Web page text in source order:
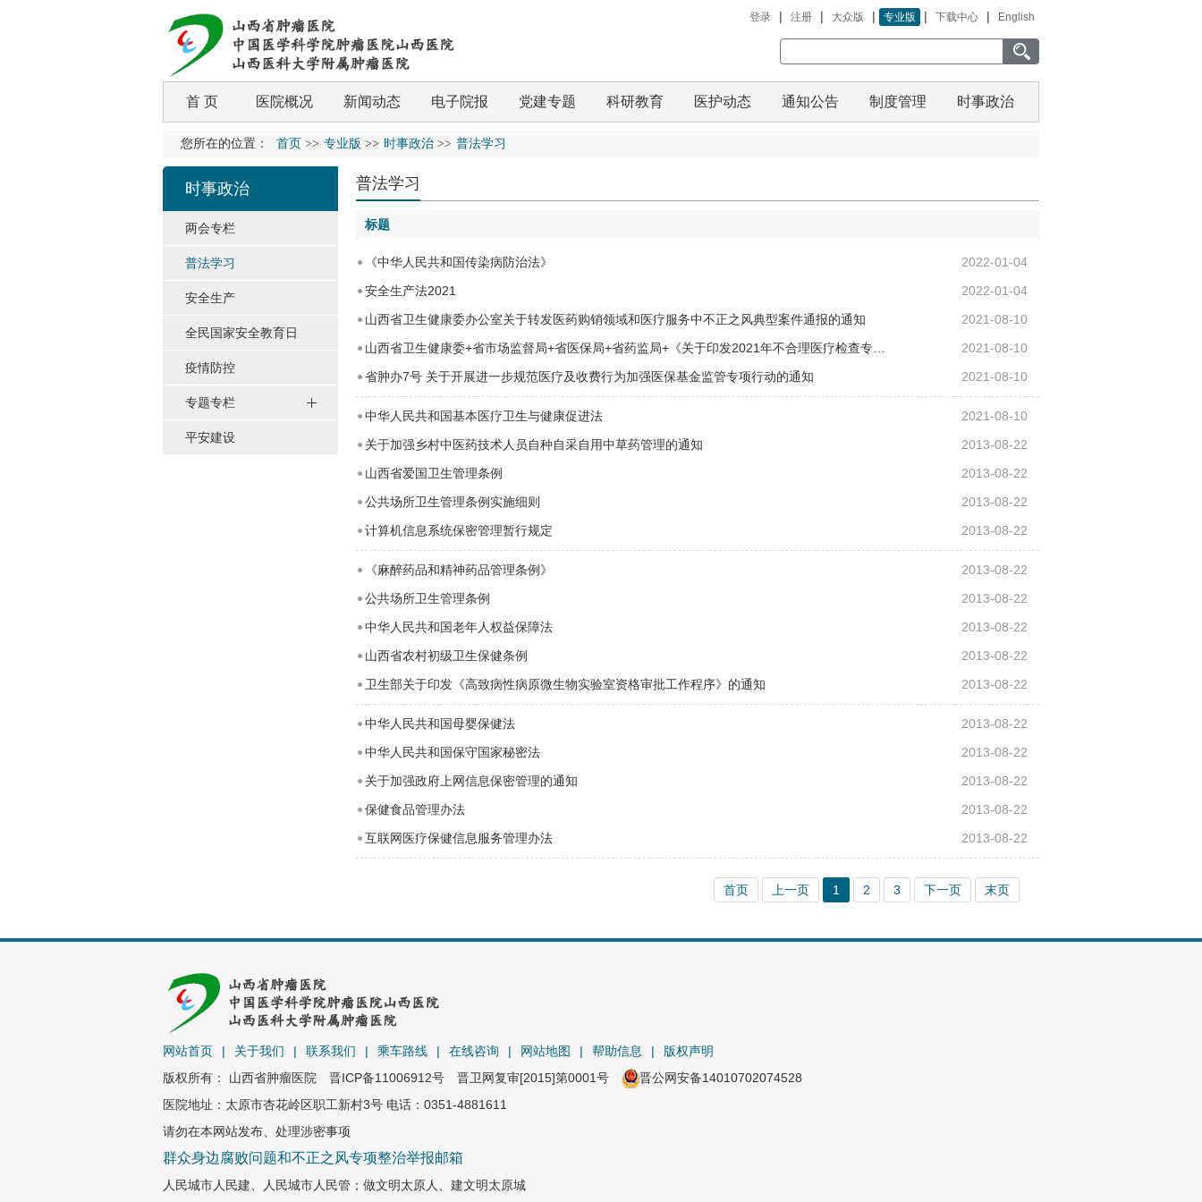
登录 | 注册 | 大众版 | 专业版 | 下载中心 | English
首 页 医院概况 新闻动态 电子院报 党建专题 科研教育 医护动态 通知公告 制度管理 时事政治
您所在的位置： 首页 >> 专业版 >> 时事政治 >> 普法学习
时事政治
两会专栏
普法学习
安全生产
全民国家安全教育日
疫情防控
专题专栏
平安建设
普法学习
标题
《中华人民共和国传染病防治法》
2022-01-04
安全生产法2021
2022-01-04
山西省卫生健康委办公室关于转发医药购销领域和医疗服务中不正之风典型案件通报的通知
2021-08-10
山西省卫生健康委+省市场监督局+省医保局+省药监局+《关于印发2021年不合理医疗检查专…
2021-08-10
省肿办7号 关于开展进一步规范医疗及收费行为加强医保基金监管专项行动的通知
2021-08-10
中华人民共和国基本医疗卫生与健康促进法
2021-08-10
关于加强乡村中医药技术人员自种自采自用中草药管理的通知
2013-08-22
山西省爱国卫生管理条例
2013-08-22
公共场所卫生管理条例实施细则
2013-08-22
计算机信息系统保密管理暂行规定
2013-08-22
《麻醉药品和精神药品管理条例》
2013-08-22
公共场所卫生管理条例
2013-08-22
中华人民共和国老年人权益保障法
2013-08-22
山西省农村初级卫生保健条例
2013-08-22
卫生部关于印发《高致病性病原微生物实验室资格审批工作程序》的通知
2013-08-22
中华人民共和国母婴保健法
2013-08-22
中华人民共和国保守国家秘密法
2013-08-22
关于加强政府上网信息保密管理的通知
2013-08-22
保健食品管理办法
2013-08-22
互联网医疗保健信息服务管理办法
2013-08-22
首页 上一页 1 2 3 下一页 末页
网站首页 | 关于我们 | 联系我们 | 乘车路线 | 在线咨询 | 网站地图 | 帮助信息 |
版权声明
版权所有： 山西省肿瘤医院 晋ICP备11006912号 晋卫网复审[2015]第0001号
晋公网安备14010702074528
医院地址：太原市杏花岭区职工新村3号 电话：0351-4881611
请勿在本网站发布、处理涉密事项
群众身边腐败问题和不正之风专项整治举报邮箱
人民城市人民建、人民城市人民管；做文明太原人、建文明太原城